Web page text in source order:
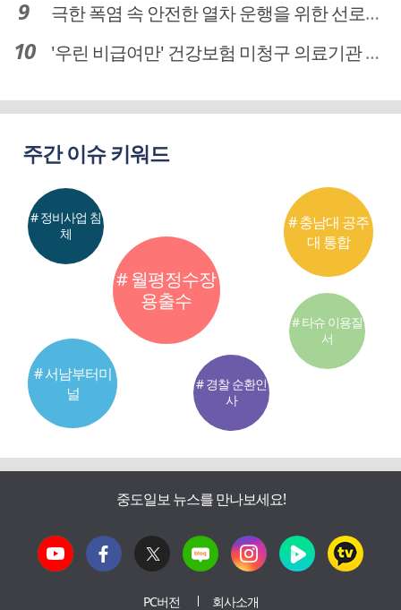
극한 폭염 속 안전한 열차 운행을 위한 선로관리
'우린 비급여만' 건강보험 미청구 의료기관 대전 65곳 충남 31곳
주간 이슈 키워드
# 월평정수장
용출수
# 서남부터미
널
# 충남대 공주
대 통합
# 정비사업 침
체
# 경찰 순환인
사
# 타슈 이용질
서
중도일보 뉴스를 만나보세요!
PC버전 회사소개